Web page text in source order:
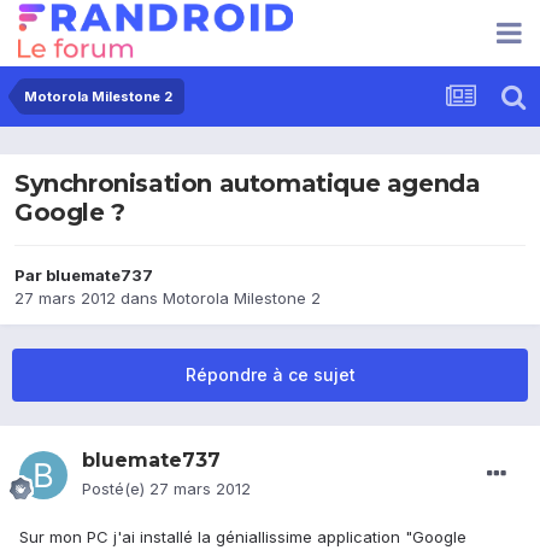
Motorola Milestone 2
Synchronisation automatique agenda
Google ?
Par bluemate737
27 mars 2012 dans Motorola Milestone 2
Répondre à ce sujet
bluemate737
Posté(e) 27 mars 2012
Sur mon PC j'ai installé la géniallissime application "Google